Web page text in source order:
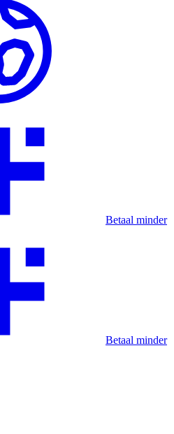
Betaal minder
Betaal minder